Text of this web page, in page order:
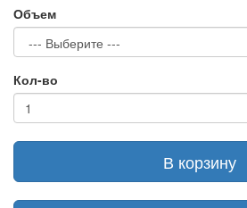
Объем
Кол-во
В корзину